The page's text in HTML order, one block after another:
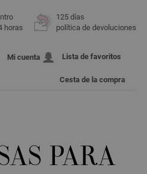
horas
125 días
política de devoluciones
Mi cuenta Lista de favoritos
Cesta de la compra
PARA